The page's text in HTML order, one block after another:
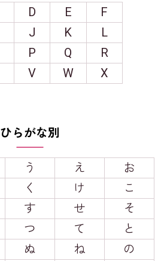
D E
F
J K
L
P Q
R
V W
X
ひらがな別
う え
お
く け
こ
す せ
そ
つ て
と
ぬ ね
の